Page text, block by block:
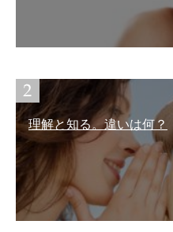
理解と知る。違いは何？